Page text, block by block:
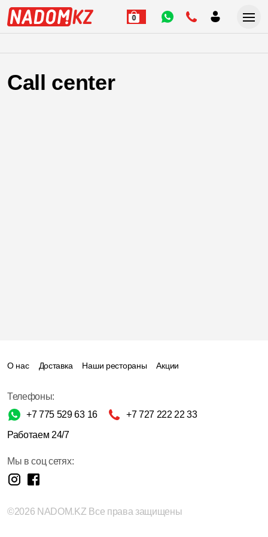
0
Call center
О нас Доставка Наши рестораны Акции
Мы в соц сетях:
Телефоны:
+7 775 529 63 16
+7 727 222 22 33
Работаем 24/7
©2026 NADOM.KZ Все права защищены